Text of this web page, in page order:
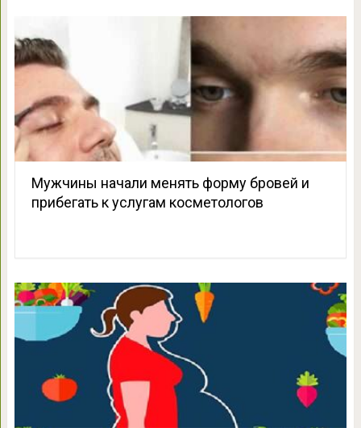
Мужчины начали менять форму бровей и
прибегать к услугам косметологов